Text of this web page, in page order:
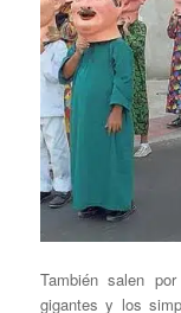
También salen
gigantes y los